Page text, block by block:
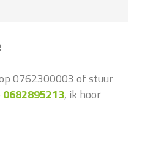
0762300003 of stuur
0682895213, ik hoor